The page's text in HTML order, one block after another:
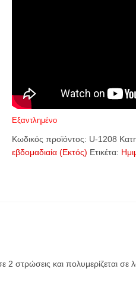
Εξαντλημένο
Κωδικός προϊόντος: U-1208
εβδομαδιαία (Εκτός) Ετικέτα:
2 στρώσεις και πολυμερίζεται σε